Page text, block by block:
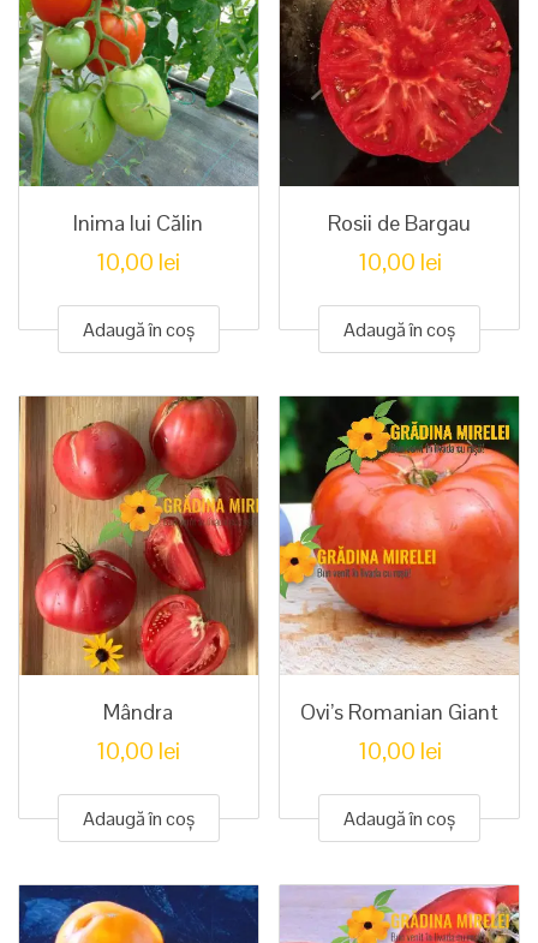
Inima lui Călin
10,00 lei
Adaugă în coș
Rosii de Bargau
10,00 lei
Adaugă în coș
Mândra
10,00 lei
Adaugă în coș
Ovi’s Romanian Giant
10,00 lei
Adaugă în coș